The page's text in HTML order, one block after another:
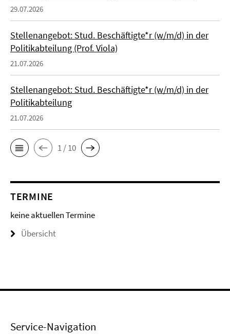
29.07.2026
Stellenangebot: Stud. Beschäftigte*r (w/m/d) in der
Politikabteilung (Prof. Viola)
21.07.2026
Stellenangebot: Stud. Beschäftigte*r (w/m/d) in der
Politikabteilung
21.07.2026
1 / 10
TERMINE
keine aktuellen Termine
Übersicht
Service-Navigation